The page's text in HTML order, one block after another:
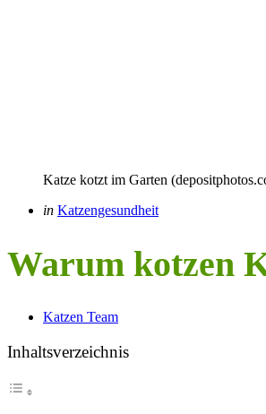
Katze kotzt im Garten
Categories
Posted
in Katzengesundheit
Warum kotzen
Posted
Katzen Team
Inhaltsverzeichnis